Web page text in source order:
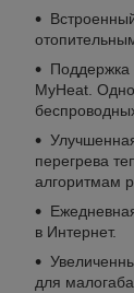
Поддержка
MyHeat.
перегрева
алгоритмам
в Интернет.
для